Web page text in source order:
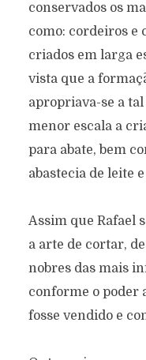
conservados os
como: cordeiros e
criados em larga
vista que a
apropriava-se a
menor escala a
para abate, bem
abastecia de leite
Assim que Rafael
a arte de cortar,
nobres das mais
conforme o poder
fosse vendido e